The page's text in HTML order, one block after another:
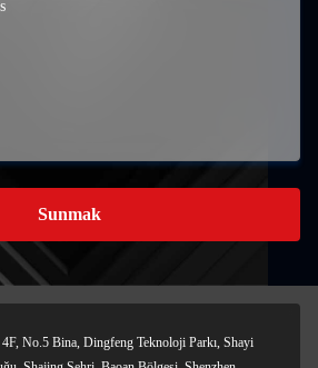
Sunmak
No.5 Bina, Dingfeng Teknoloji Parkı, Shayi